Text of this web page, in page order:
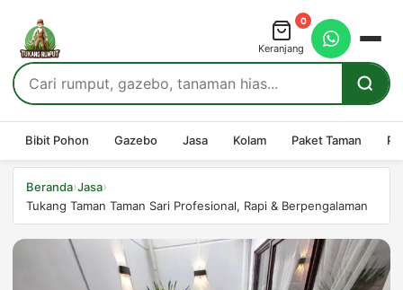
0
Keranjang
Bibit Pohon Gazebo Jasa Kolam Paket Taman
Beranda›Jasa›
Tukang Taman Taman Sari Profesional, Rapi & Berpengalaman